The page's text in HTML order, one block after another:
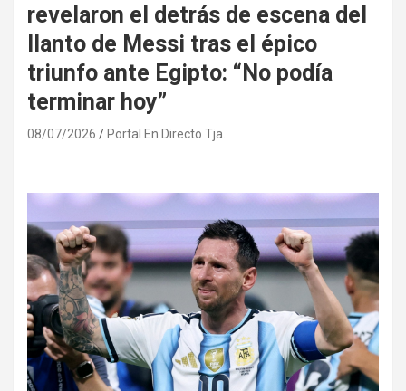
revelaron el detrás de escena del
llanto de Messi tras el épico
triunfo ante Egipto: “No podía
terminar hoy”
08/07/2026 Portal En Directo Tja.